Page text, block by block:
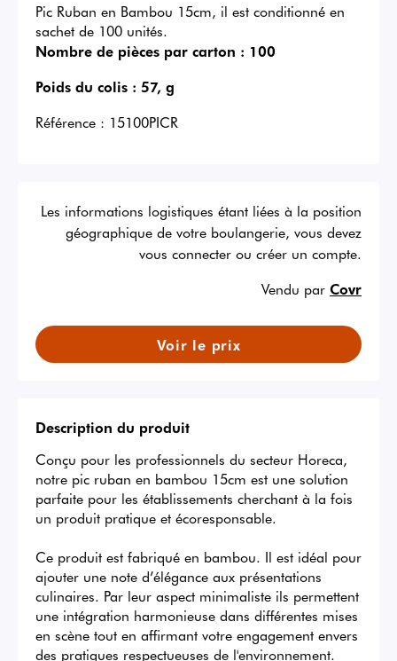
Pic Ruban en Bambou 15cm, il est conditionné en
sachet de 100 unités.
Nombre de pièces par carton : 100
Poids du colis : 57, g
Référence : 15100PICR
Les informations logistiques étant liées à la position
géographique de votre boulangerie, vous devez
vous connecter ou créer un compte.
Vendu par Covr
Voir le prix
Description du produit
Conçu pour les professionnels du secteur Horeca,
notre pic ruban en bambou 15cm est une solution
parfaite pour les établissements cherchant à la fois
un produit pratique et écoresponsable.
Ce produit est fabriqué en bambou. Il est idéal pour
ajouter une note d’élégance aux présentations
culinaires. Par leur aspect minimaliste ils permettent
une intégration harmonieuse dans différentes mises
en scène tout en affirmant votre engagement envers
des pratiques respectueuses de l'environnement.